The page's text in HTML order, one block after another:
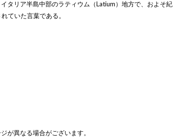
タリア半島中部のラティウム（Latium）地方で、およそ紀
ていた言葉である。
が異なる場合がございます。